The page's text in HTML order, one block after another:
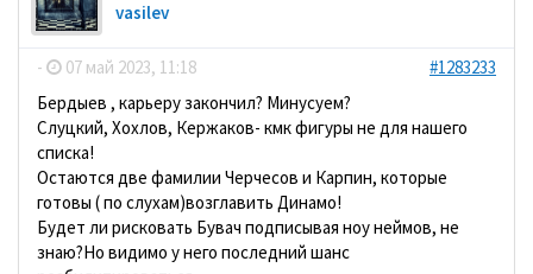
vasilev
- 07 май 2023, 11:18
#1283233
Бердыев , карьеру закончил? Минусуем?
Слуцкий, Хохлов, Кержаков- кмк фигуры не для нашего
списка!
Остаются две фамилии Черчесов и Карпин, которые
готовы ( по слухам)возглавить Динамо!
Будет ли рисковать Бувач подписывая ноу неймов, не
знаю?Но видимо у него последний шанс